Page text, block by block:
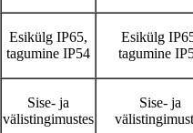
Esikülg IP65,
tagumine IP54
Esikülg
tagumine
Sise- ja
välistingimustes
Sise- ja